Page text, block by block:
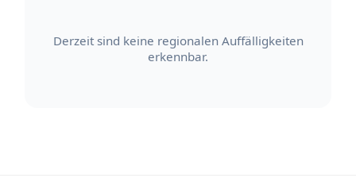
Derzeit sind keine regionalen Auffälligkeiten
erkennbar.